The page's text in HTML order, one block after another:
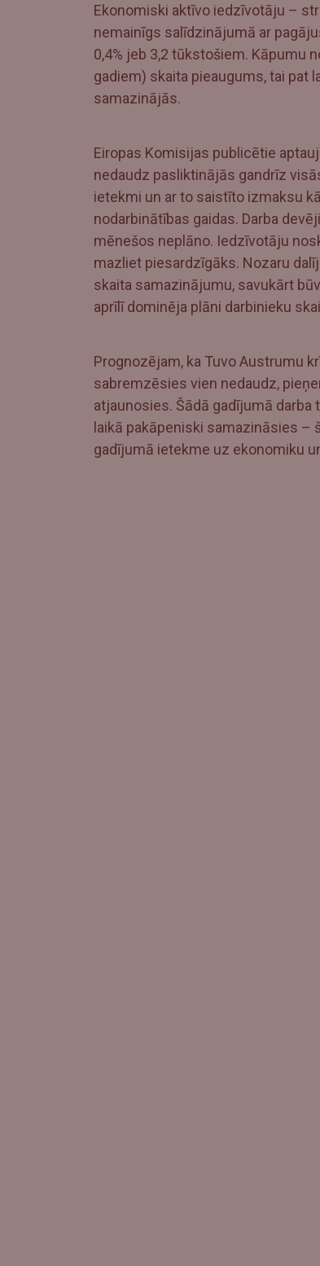
Ekonomiski aktīvo iedzīvotāju –
nemainīgs salīdzinājumā ar
0,4% jeb 3,2 tūkstošiem. Kāpumu
gadiem) skaita pieaugums, tai pat
samazinājās.
Eiropas Komisijas publicētie
nedaudz pasliktinājās gandrīz
ietekmi un ar to saistīto izmaksu
nodarbinātības gaidas. Darba
mēnešos neplāno. Iedzīvotāju
mazliet piesardzīgāks. Nozaru
skaita samazinājumu, savukārt
aprīlī dominēja plāni darbinieku
Prognozējam, ka Tuvo Austrumu
sabremzēsies vien nedaudz,
atjaunosies. Šādā gadījumā
laikā pakāpeniski samazināsies –
gadījumā ietekme uz ekonomiku